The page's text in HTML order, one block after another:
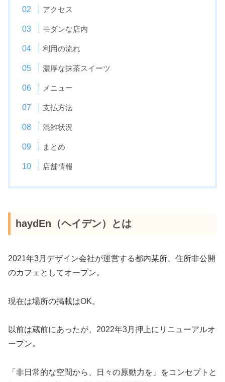
アクセス
モダンな店内
利用の流れ
濃厚な抹茶スイーツ
メニュー
支払方法
混雑状況
まとめ
店舗情報
haydEn（ヘイデン）とは
2021年3月デザイン会社が運営する都内某所、住所非公開
のカフェとしてオープン。
現在は場所の掲載はOK。
以前は蔵前にあったが、2022年3月押上にリニューアルオ
ープン。
「非日常的な空間から、日々の原動力を」をコンセプトと